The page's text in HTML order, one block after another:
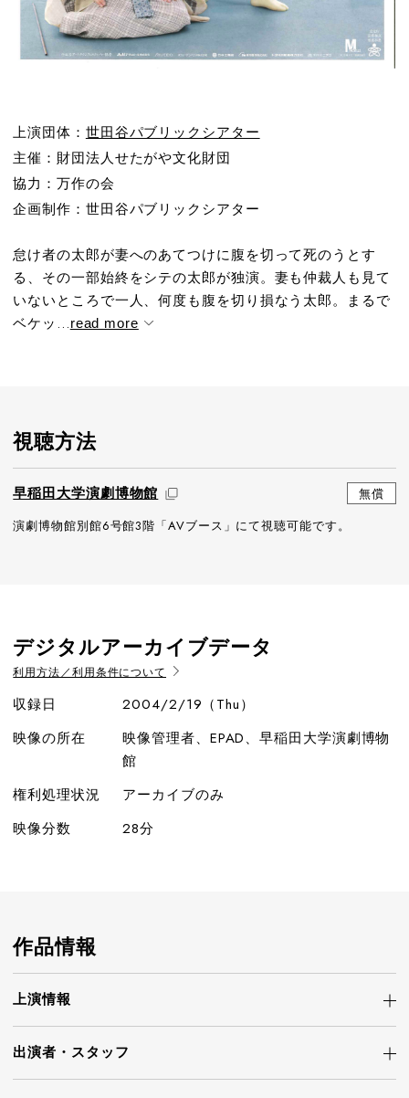
上演団体： 世田谷パブリックシアター
主催：財団法人せたがや文化財団
協力：万作の会
企画制作：世田谷パブリックシアター
怠け者の太郎が妻へのあてつけに腹を切って死のうとす
る、その一部始終をシテの太郎が独演。妻も仲裁人も見て
いないところで一人、何度も腹を切り損なう太郎。まるで
ベケッ...read more
視聴方法
早稲田大学演劇博物館
無償
演劇博物館別館6号館3階「AVブース」にて視聴可能です。
デジタルアーカイブデータ
利用方法／利用条件について
収録日
2004/2/19（Thu）
映像の所在
映像管理者、EPAD、早稲田大学演劇博物
館
権利処理状況
アーカイブのみ
映像分数
28分
作品情報
上演情報
出演者・ スタッフ